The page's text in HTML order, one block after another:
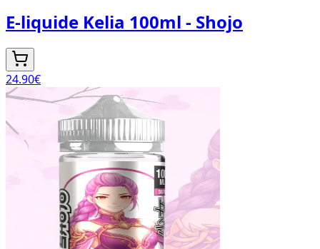
E-liquide Kelia 100ml - Shojo
24.90€